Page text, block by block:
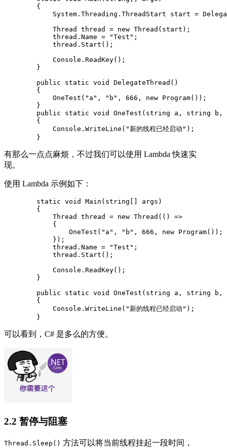
        {
System.Threading.ThreadStart start =
            Thread thread = new Thread(start);
            thread.Name = "Test";
            thread.Start();
            Console.ReadKey();
        }
        public static void DelegateThread()
        {
            OneTest("a", "b", 666, new Program());
        }
public static void OneTest(string a, string b,
        {
            Console.WriteLine("新的线程已经启动");
        }
有那么一点点麻烦，不过我们可以使用 Lambda 快速实
现。
使用 Lambda 示例如下：
        static void Main(string[] args)
        {
            Thread thread = new Thread(() =>
            {
                OneTest("a", "b", 666, new Program());
            });
            thread.Name = "Test";
            thread.Start();
            Console.ReadKey();
        }
public static void OneTest(string a, string b,
        {
            Console.WriteLine("新的线程已经启动");
        }
可以看到，C# 是多么的方便。
2.2 暂停与阻塞
Thread.Sleep() 方法可以将当前线程挂起一段时间，